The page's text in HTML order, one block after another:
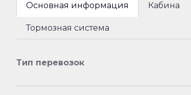
Основная информация Кабина
Тормозная система
Тип перевозок